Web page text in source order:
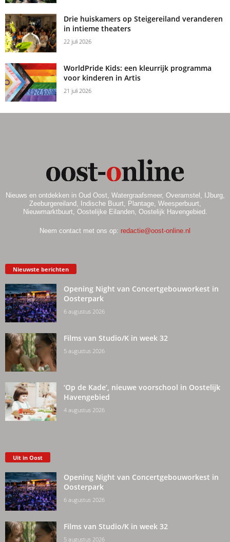
Drie huiskamers op Steigereiland veranderen
in intieme theaters
22 juli 2026
WorldPride Kids: een kleurrijk programma
voor kinderen in Artis
21 juli 2026
Nieuws en ontdekken in Oud Oost, Watergraafsmeer, Overamstel, IJburg,
Zeeburgereiland, Indische Buurt, Plantage, Weesperbuurt,
Nieuwmarktbuurt, Oostelijke Eilanden, Oostelijk Havengebied.
Neem contact met ons op: redactie@oost-online.nl
Nieuwste berichten
Opening Night van Concertgebouworkest in
Oosterpark
6 augustus 2026
Films van Studio/K in week 32
5 augustus 2026
‘Op de Kade’, nieuwe voorschool in Oostelijk
Havengebied
4 augustus 2026
Uit in Oost
Opening Night van Concertgebouworkest in
Oosterpark
6 augustus 2026
Films van Studio/K in week 32
5 augustus 2026